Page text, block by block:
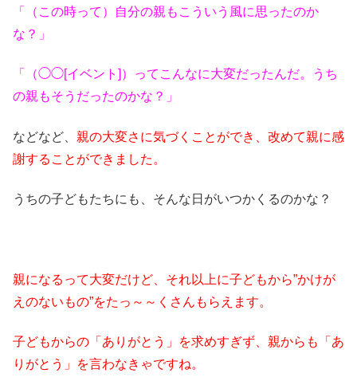
「（この時って）自分の親もこういう風に思ったのか
な？」
「（◯◯[イベント]）ってこんなに大変だったんだ。うち
の親もそうだったのかな？」
などなど、 親の大変さに気づくことができ、改めて親に感
謝することができました。
うちの子どもたちにも、そんな日がいつかくるのかな？
親になるって大変だけど、それ以上に子どもから”かけが
えのないもの”をたっ～～くさんもらえます。
子どもからの「ありがとう」を求めすぎず、親からも「あ
りがとう」を言わなきゃですね。